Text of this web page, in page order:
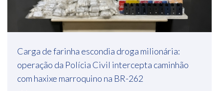
Carga de farinha escondia droga milionária:
operação da Polícia Civil intercepta caminhão
com haxixe marroquino na BR-262